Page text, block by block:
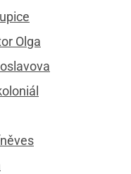
Olga